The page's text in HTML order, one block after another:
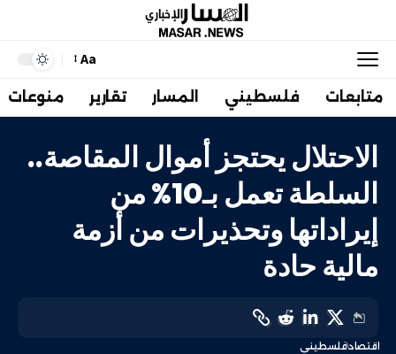
Aa
متابعات فلسطيني المسار تقارير منوعات
الاحتلال يحتجز أموال المقاصة..
السلطة تعمل بـ10% من
إيراداتها وتحذيرات من أزمة
مالية حادة
اقتصادفلسطيني